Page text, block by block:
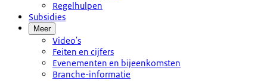
Regelhulpen
Subsidies
Meer
Video's
Feiten en cijfers
Evenementen en bijeenkomsten
Branche-informatie